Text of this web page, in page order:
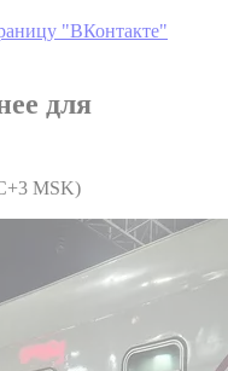
"ВКонтакте"
для
MSK)